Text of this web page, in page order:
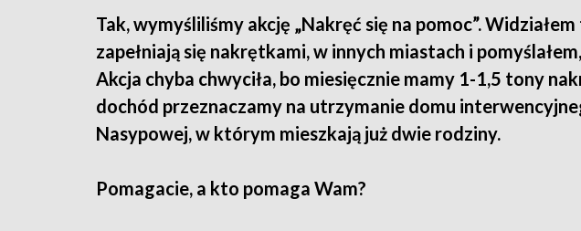
Tak, wymyśliliśmy akcję „Nakręć się na pomoc”.
zapełniają się nakrętkami, w innych miastach i
Akcja chyba chwyciła, bo miesięcznie mamy 1-1,5 tony
dochód przeznaczamy na utrzymanie domu
Nasypowej, w którym mieszkają już dwie rodziny.
Pomagacie, a kto pomaga Wam?